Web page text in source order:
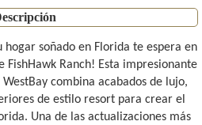
soñado en Florida te espera en
FishHawk Ranch! Esta impresionante
combina acabados de lujo,
de estilo resort para crear el
Una de las actualizaciones más